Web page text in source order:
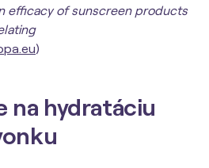
efficacy of sunscreen products
)
na hydratáciu